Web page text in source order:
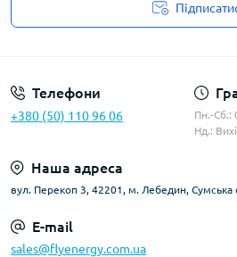
Телефони
+380 (50) 110 96 06
Пн.-Сб.:
Нд.:
Наша адреса
вул. Перекоп 3, 42201, м. Лебедин, Сумська
E-mail
sales@flyenergy.com.ua